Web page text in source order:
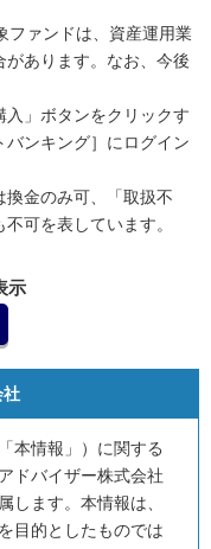
ファンドは、資産運用業
あります。なお、今後
」ボタンをクリックす
ンキング］にログイン
換金のみ可、「取扱不
可を表しています。
示
社
本情報」）に関する
ドバイザー株式会社
します。本情報は、
目的としたものでは